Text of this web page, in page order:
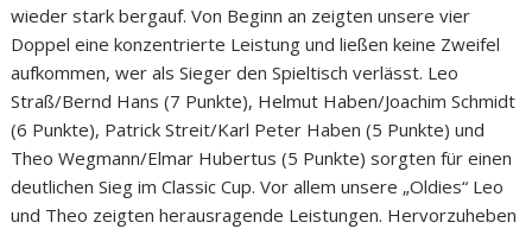
wieder stark bergauf. Von Beginn an zeigten unsere vier
Doppel eine konzentrierte Leistung und ließen keine Zweifel
aufkommen, wer als Sieger den Spieltisch verlässt. Leo
Straß/Bernd Hans (7 Punkte), Helmut Haben/Joachim Schmidt
(6 Punkte), Patrick Streit/Karl Peter Haben (5 Punkte) und
Theo Wegmann/Elmar Hubertus (5 Punkte) sorgten für einen
deutlichen Sieg im Classic Cup. Vor allem unsere „Oldies“ Leo
und Theo zeigten herausragende Leistungen. Hervorzuheben